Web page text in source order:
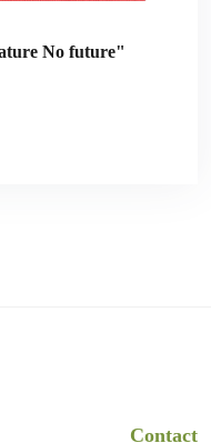
No future"
Contact